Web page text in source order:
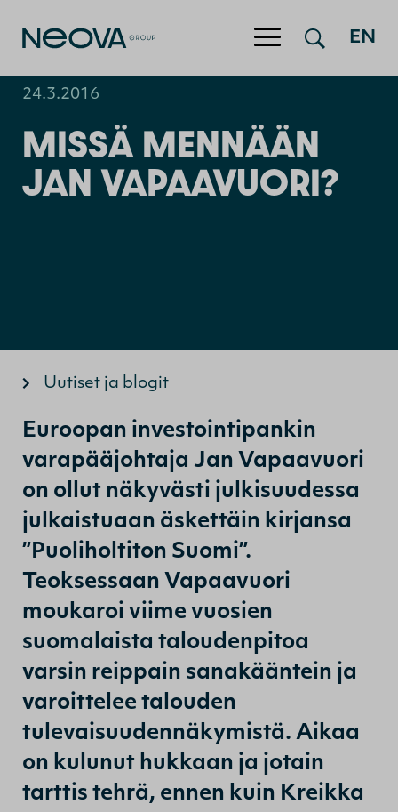
Hyppää sisältöön EN
24.3.2016
MISSÄ MENNÄÄN
JAN VAPAAVUORI?
Uutiset ja blogit
Euroopan investointipankin
varapääjohtaja Jan Vapaavuori
on ollut näkyvästi julkisuudessa
julkaistuaan äskettäin kirjansa
”Puoliholtiton Suomi”.
Teoksessaan Vapaavuori
moukaroi viime vuosien
suomalaista taloudenpitoa
varsin reippain sanakääntein ja
varoittelee talouden
tulevaisuudennäkymistä. Aikaa
on kulunut hukkaan ja jotain
tarttis tehrä, ennen kuin Kreikka